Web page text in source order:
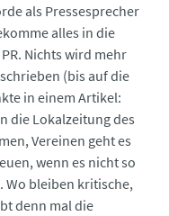
als Pressesprecher
alles in die
Nichts wird mehr
(bis auf die
in einem Artikel:
die Lokalzeitung des
Vereinen geht es
wenn es nicht so
Wo bleiben kritische,
denn mal die